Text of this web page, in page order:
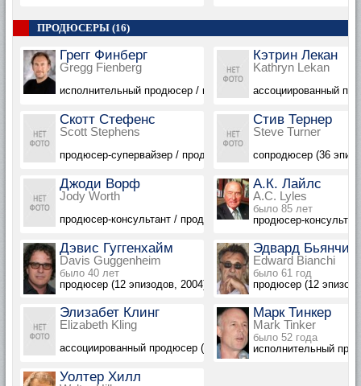
ПРОДЮСЕРЫ (16)
Грегг Финберг
Gregg Fienberg
исполнительный продюсер / исполнительный сопродюсер
Кэтрин Лекан
Kathryn Lekan
ассоциированный
Скотт Стефенс
Scott Stephens
продюсер-супервайзер / продюсер (36 эпизодов, 2004-2006)
Стив Тернер
Steve Turner
сопродюсер (36
Джоди Ворф
Jody Worth
продюсер-консультант / продюсер-супервайзер (24 эпизода,
А.К. Лайлс
A.C. Lyles
было 85 лет
продюсер-
Дэвис Гуггенхайм
Davis Guggenheim
было 40 лет
продюсер (12 эпизодов, 2004)
Эдвард Бьянчи
Edward Bianchi
было 61 год
продюсер (12
Элизабет Клинг
Elizabeth Kling
ассоциированный продюсер (12 эпизодов, 2006)
Марк Тинкер
Mark Tinker
было 52 года
исполнительный
Уолтер Хилл